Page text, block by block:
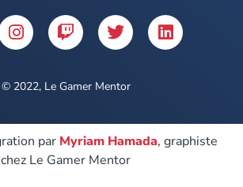
© 2022, Le Gamer Mentor
par Myriam Hamada, graphiste
chez Le Gamer Mentor